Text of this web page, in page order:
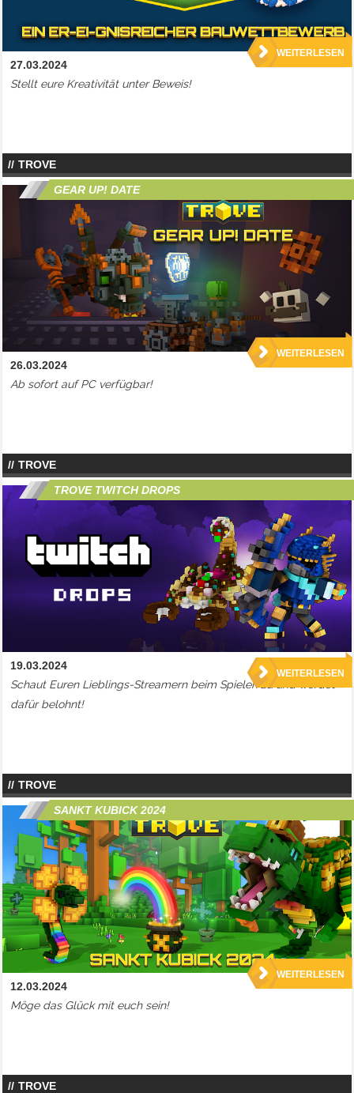
27.03.2024
Stellt eure Kreativität unter Beweis!
WEITERLESEN
TROVE
GEAR UP! DATE
26.03.2024
Ab sofort auf PC verfügbar!
WEITERLESEN
TROVE
TROVE TWITCH DROPS
19.03.2024
Schaut Euren Lieblings-Streamern beim Spielen zu und werdet
dafür belohnt!
WEITERLESEN
TROVE
SANKT KUBICK 2024
12.03.2024
Möge das Glück mit euch sein!
WEITERLESEN
TROVE